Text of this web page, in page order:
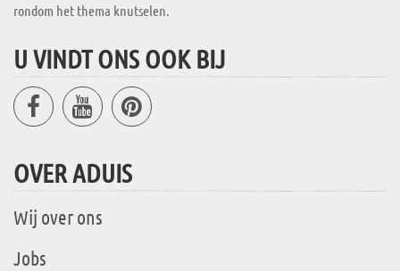
rondom het thema knutselen.
U VINDT ONS OOK BIJ
OVER ADUIS
Wij over ons
Jobs